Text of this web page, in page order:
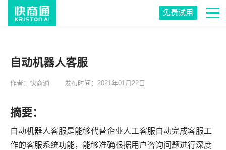
免费试用
自动机器人客服
作者：快商通 发布时间：2021年01月22日
摘要：
自动机器人客服是能够代替企业人工客服自动完成客服工
作的客服系统功能，能够准确根据用户咨询问题进行深度